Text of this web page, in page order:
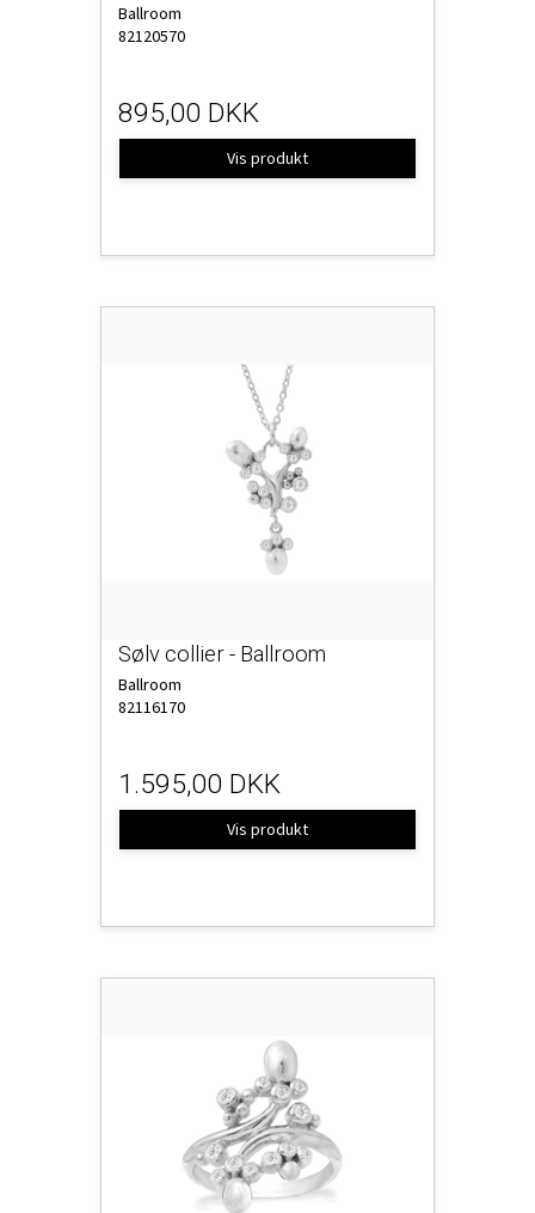
Ballroom
82120570
895,00 DKK
Vis produkt
Sølv collier - Ballroom
Ballroom
82116170
1.595,00 DKK
Vis produkt